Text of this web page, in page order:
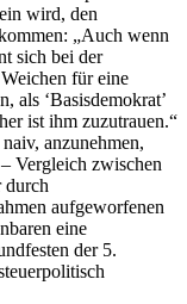
wird, den
„Auch wenn
sich bei der
für eine
als ‘Basisdemokrat’
ist ihm zuzutrauen.“
anzunehmen,
Vergleich zwischen
durch
aufgeworfenen
eine
der 5.